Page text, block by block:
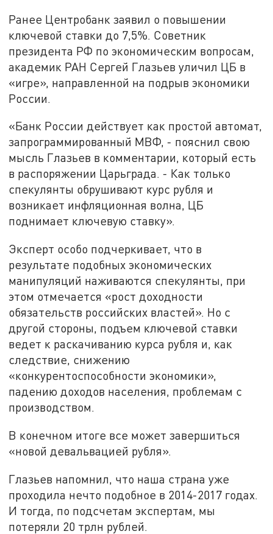
Ранее Центробанк заявил о повышении
ключевой ставки до 7,5%. Советник
президента РФ по экономическим вопросам,
академик РАН Сергей Глазьев уличил ЦБ в
«игре», направленной на подрыв экономики
России.
«Банк России действует как простой автомат,
запрограммированный МВФ, - пояснил свою
мысль Глазьев в комментарии, который есть
в распоряжении Царьграда. - Как только
спекулянты обрушивают курс рубля и
возникает инфляционная волна, ЦБ
поднимает ключевую ставку».
Эксперт особо подчеркивает, что в
результате подобных экономических
манипуляций наживаются спекулянты, при
этом отмечается «рост доходности
обязательств российских властей». Но с
другой стороны, подъем ключевой ставки
ведет к раскачиванию курса рубля и, как
следствие, снижению
«конкурентоспособности экономики»,
падению доходов населения, проблемам с
производством.
В конечном итоге все может завершиться
«новой девальвацией рубля».
Глазьев напомнил, что наша страна уже
проходила нечто подобное в 2014-2017 годах.
И тогда, по подсчетам экспертам, мы
потеряли 20 трлн рублей.